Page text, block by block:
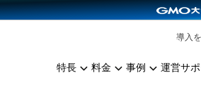
特長 料金 事例 運営サポ
導入
雑貨販売
料金シミュレーション
コミュニティイベントCarty